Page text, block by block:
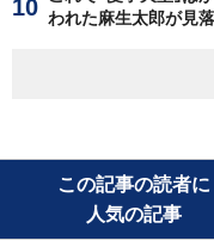
われた麻生太郎が見
この記事の読者に
人気の記事